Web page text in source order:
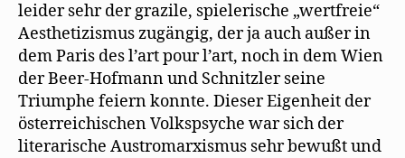
leider sehr der grazile, spielerische „wertfreie“
Aesthetizismus zugängig, der ja auch außer in
dem Paris des l’art pour l’art, noch in dem Wien
der Beer-Hofmann und Schnitzler seine
Triumphe feiern konnte. Dieser Eigenheit der
österreichischen Volkspsyche war sich der
literarische Austromarxismus sehr bewußt und